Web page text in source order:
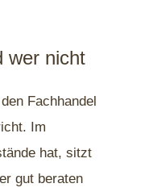
wer nicht
Fachhandel
Im
hat, sitzt
gut beraten